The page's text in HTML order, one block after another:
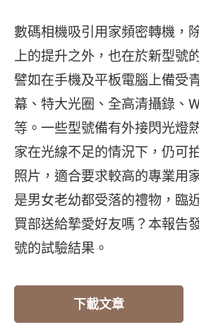
數碼相機吸引用家頻密轉機，
上的提升之外，也在於新型號
譬如在手機及平板電腦上備受
幕、特大光圈、全高清攝錄、
等。一些型號備有外接閃光燈
家在光線不足的情況下，仍可
照片，適合要求較高的專業用
是男女老幼都受落的禮物，臨
買部送給摯愛好友嗎？本報告
號的試驗結果。
下載文章